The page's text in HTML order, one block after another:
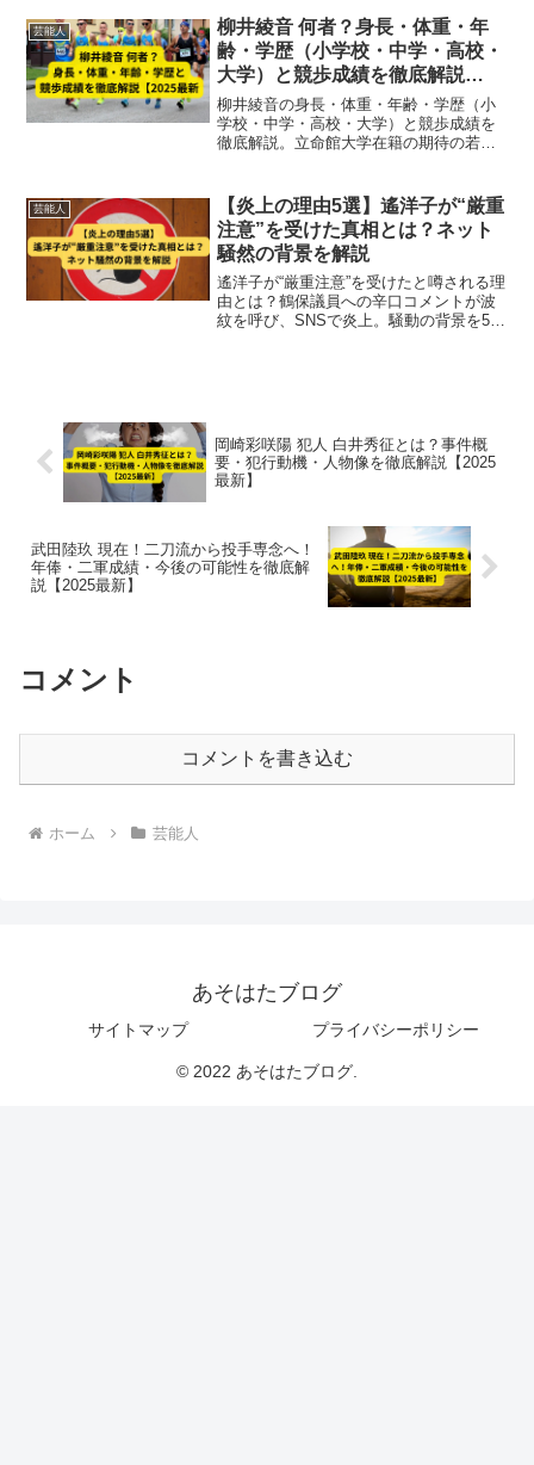
るWiki情報をもとに、千葉百音さんのプ
ロフィール・身長・...
芸能人
柳井綾音 何者？身長・体重・年
齢・学歴（小学校・中学・高校・
大学）と競歩成績を徹底解説
【2025最新】
柳井綾音の身長・体重・年齢・学歴（小
学校・中学・高校・大学）と競歩成績を
徹底解説。立命館大学在籍の期待の若手
介。
芸能人
【炎上の理由5選】遙洋子が“厳重
注意”を受けた真相とは？ネット
騒然の背景を解説
遙洋子が“厳重注意”を受けたと噂される理
由とは？鶴保議員への辛口コメントが波
紋を呼び、SNSで炎上。騒動の背景を5つ
岡崎彩咲陽 犯人 白井秀征とは？事件概
要・犯行動機・人物像を徹底解説【2025
最新】
武田陸玖 現在！二刀流から投手専念へ！
年俸・二軍成績・今後の可能性を徹底解
説【2025最新】
コメント
コメントを書き込む
ホーム 芸能人
あそはたブログ
サイトマップ プライバシーポリシー
© 2022 あそはたブログ.